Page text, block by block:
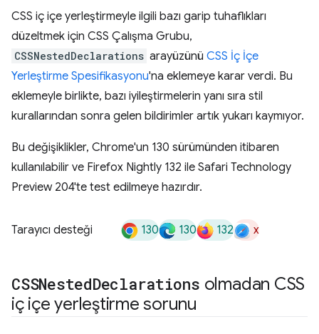
CSS iç içe yerleştirmeyle ilgili bazı garip tuhaflıkları
düzeltmek için CSS Çalışma Grubu,
CSSNestedDeclarations arayüzünü CSS İç İçe
Yerleştirme Spesifikasyonu'na eklemeye karar verdi. Bu
eklemeyle birlikte, bazı iyileştirmelerin yanı sıra stil
kurallarından sonra gelen bildirimler artık yukarı kaymıyor.
Bu değişiklikler, Chrome'un 130 sürümünden itibaren
kullanılabilir ve Firefox Nightly 132 ile Safari Technology
Preview 204'te test edilmeye hazırdır.
Tarayıcı desteği 130 130 132 x
CSSNestedDeclarations olmadan CSS
iç içe yerleştirme sorunu